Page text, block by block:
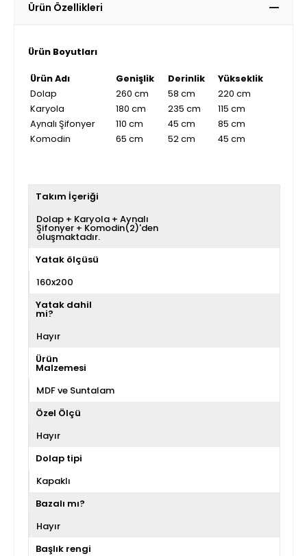
Ürün Özellikleri
Ürün Boyutları
Ürün Adı Genişlik Derinlik
Yükseklik
Dolap
260 cm 58 cm
220 cm
Karyola
180 cm 235 cm
115 cm
Aynalı Şifonyer
110 cm 45 cm
85 cm
Komodin
65 cm 52 cm 45 cm
Takım İçeriği
Dolap + Karyola + Aynalı
Şifonyer + Komodin(2)'den
oluşmaktadır.
Yatak ölçüsü
160x200
Yatak dahil
mi?
Hayır
Ürün
Malzemesi
MDF ve Suntalam
Özel Ölçü
Hayır
Dolap tipi
Kapaklı
Bazalı mı?
Hayır
Başlık rengi